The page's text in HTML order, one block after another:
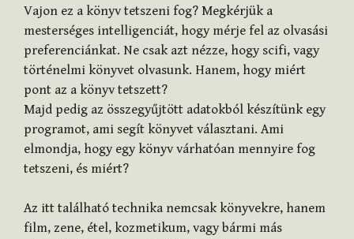
Vajon ez a könyv tetszeni fog? Megkérjük a
mesterséges intelligenciát, hogy mérje fel az olvasási
preferenciánkat. Ne csak azt nézze, hogy scifi, vagy
történelmi könyvet olvasunk. Hanem, hogy miért
pont az a könyv tetszett?
Majd pedig az összegyűjtött adatokból készítünk egy
programot, ami segít könyvet választani. Ami
elmondja, hogy egy könyv várhatóan mennyire fog
tetszeni, és miért?
Az itt található technika nemcsak könyvekre, hanem
film, zene, étel, kozmetikum, vagy bármi más